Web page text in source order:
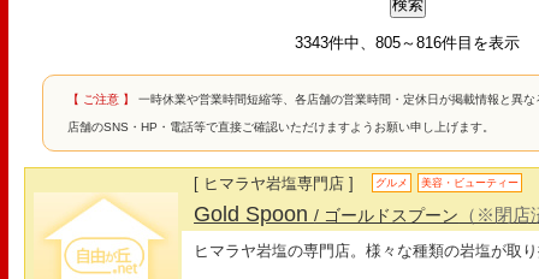
3343件中、805～816件目を表示
【 ご注意 】 一時休業や営業時間短縮等、各店舗の営業時間・定休日が掲載情報と異
店舗のSNS・HP・電話等で直接ご確認いただけますようお願い申し上げます。
[ ヒマラヤ岩塩専門店 ] グルメ 美容・ビューティー
Gold Spoon/ ゴールドスプーン （※閉店
ヒマラヤ岩塩の専門店。様々な種類の岩塩が取